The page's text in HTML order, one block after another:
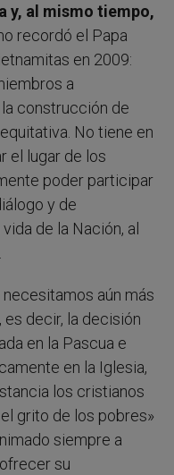
y, al mismo tiempo,
recordó el Papa
en 2009:
a
construcción de
No tiene en
el lugar de los
poder participar
y de
de la Nación, al
aún más
es decir, la decisión
en la Pascua e
en la Iglesia,
los cristianos
grito de los pobres»
siempre a
su